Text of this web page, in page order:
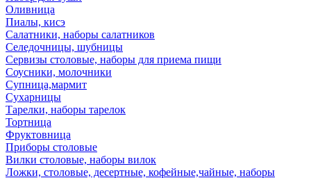
Оливница
Пиалы, кисэ
Салатники, наборы салатников
Селедочницы, шубницы
Сервизы столовые, наборы для приема пищи
Соусники, молочники
Супница,мармит
Сухарницы
Тарелки, наборы тарелок
Тортница
Фруктовница
Приборы столовые
Вилки столовые, наборы вилок
Ложки, столовые, десертные, кофейные,чайные, наборы